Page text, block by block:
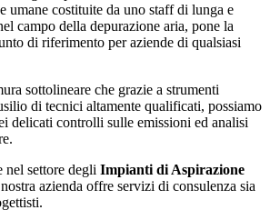
umane costituite da uno staff di lunga e
campo della depurazione aria, pone la
di riferimento per aziende di qualsiasi
sottolineare che grazie a strumenti
di tecnici altamente qualificati, possiamo
delicati controlli sulle emissioni ed analisi
nel settore degli Impianti di Aspirazione
azienda offre servizi di consulenza sia